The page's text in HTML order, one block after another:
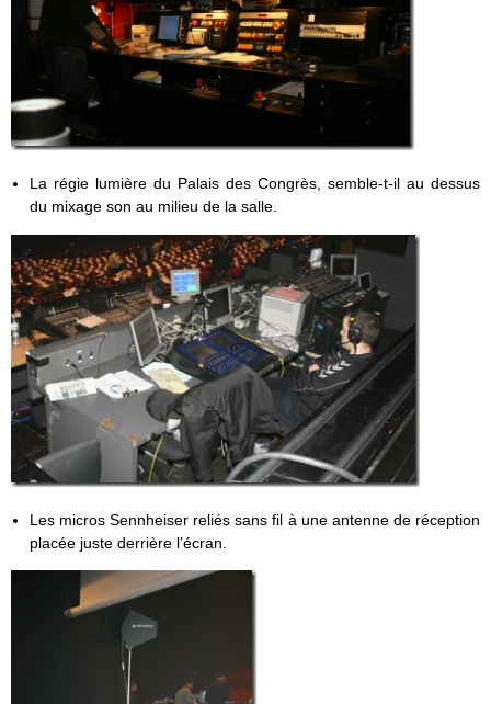
La régie lumière du Palais des Congrès, semble-t-il au dessus
du mixage son au milieu de la salle.
Les micros Sennheiser reliés sans fil à une antenne de réception
placée juste derrière l’écran.